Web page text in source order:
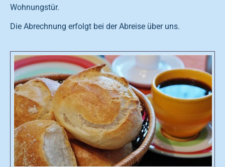
Wohnungstür.
Die Abrechnung erfolgt bei der Abreise über uns.